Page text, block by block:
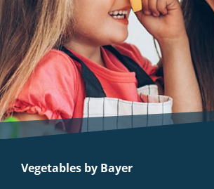
Vegetables by Bayer